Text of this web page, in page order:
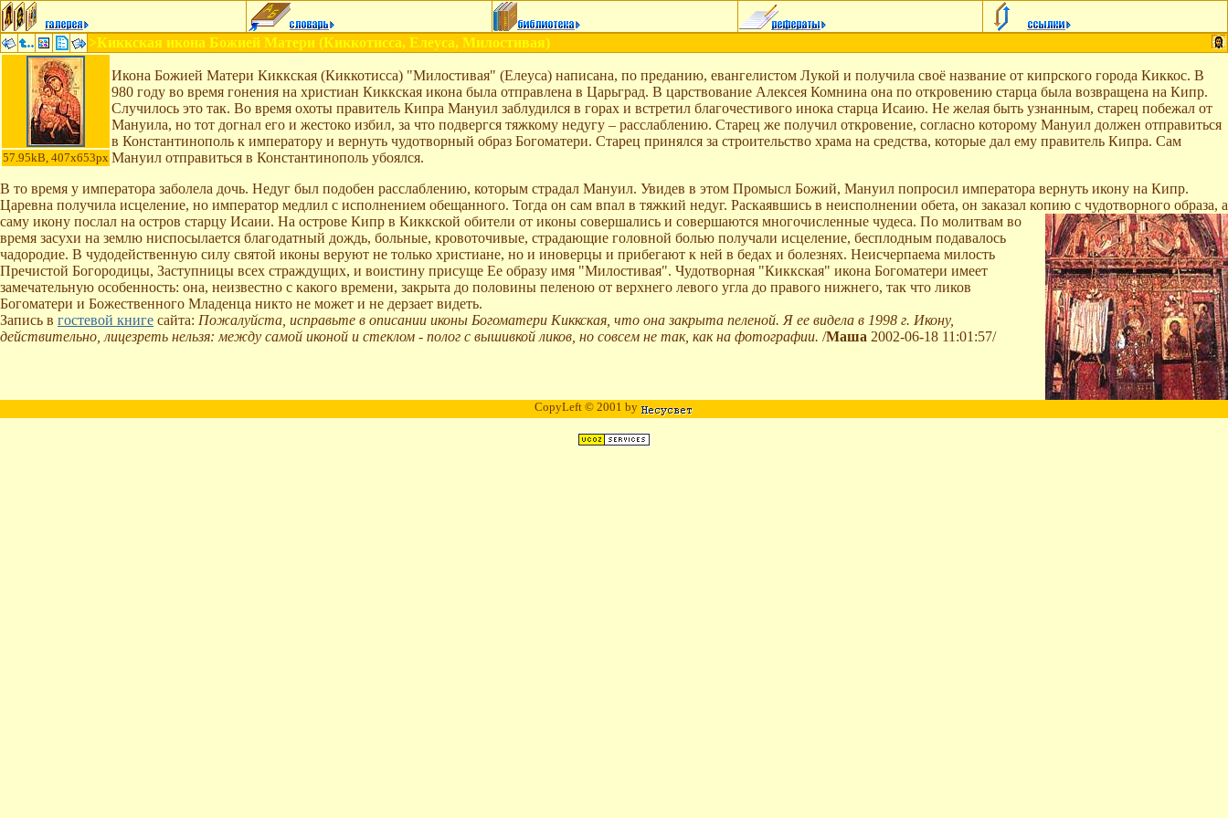
>Киккская икона Божией Матери (Киккотисса, Елеуса, Милостивая)
57.95kB, 407x653px
Икона Божией Матери Киккская (Киккотисса) "Милостивая" (Елеуса) написана, по преданию, евангелистом Лукой и получила своё название от кипрского города Киккос. В
980 году во время гонения на христиан Киккская икона была отправлена в Царьград. В царствование Алексея Комнина она по откровению старца была возвращена на Кипр.
Случилось это так. Во время охоты правитель Кипра Мануил заблудился в горах и встретил благочестивого инока старца Исаию. Не желая быть узнанным, старец побежал от
Мануила, но тот догнал его и жестоко избил, за что подвергся тяжкому недугу – расслаблению. Старец же получил откровение, согласно которому Мануил должен отправиться
в Константинополь к императору и вернуть чудотворный образ Богоматери. Старец принялся за строительство храма на средства, которые дал ему правитель Кипра. Сам
Мануил отправиться в Константинополь убоялся.
В то время у императора заболела дочь. Недуг был подобен расслаблению, которым страдал Мануил. Увидев в этом Промысл Божий, Мануил попросил императора вернуть икону на Кипр.
Царевна получила исцеление, но император медлил с исполнением обещанного. Тогда он сам впал в тяжкий недуг. Раскаявшись в неисполнении обета, он заказал копию с чудотворного образа, а
саму икону послал на остров старцу Исаии. На острове Кипр в Киккской обители от иконы совершались и совершаются многочисленные чудеса. По молитвам во
время засухи на землю ниспосылается благодатный дождь, больные, кровоточивые, страдающие головной болью получали исцеление, бесплодным подавалось
чадородие. В чудодейственную силу святой иконы веруют не только христиане, но и иноверцы и прибегают к ней в бедах и болезнях. Неисчерпаема милость
Пречистой Богородицы, Заступницы всех страждущих, и воистину присуще Ее образу имя "Милостивая". Чудотворная "Киккская" икона Богоматери имеет
замечательную особенность: она, неизвестно с какого времени, закрыта до половины пеленою от верхнего левого угла до правого нижнего, так что ликов
Богоматери и Божественного Младенца никто не может и не дерзает видеть.
Запись в гостевой книге сайта: Пожалуйста, исправьте в описании иконы Богоматери Киккская, что она закрыта пеленой. Я ее видела в 1998 г. Икону,
действительно, лицезреть нельзя: между самой иконой и стеклом - полог с вышивкой ликов, но совсем не так, как на фотографии. /Маша 2002-06-18 11:01:57/
CopyLeft © 2001 by